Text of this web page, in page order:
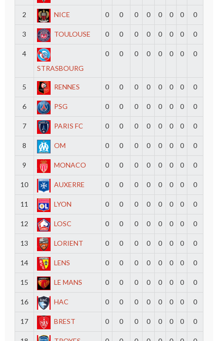
2 NICE 0 0 0 0 0 0 0 0
3 TOULOUSE 0 0 0 0 0 0 0 0
4
STRASBOURG
0 0 0 0 0 0 0 0
5 RENNES 0 0 0 0 0 0 0 0
6 PSG 0 0 0 0 0 0 0 0
7 PARIS FC 0 0 0 0 0 0 0 0
8 OM 0 0 0 0 0 0 0 0
9 MONACO 0 0 0 0 0 0 0 0
10 AUXERRE 0 0 0 0 0 0 0 0
11 LYON 0 0 0 0 0 0 0 0
12 LOSC 0 0 0 0 0 0 0 0
13 LORIENT 0 0 0 0 0 0 0 0
14 LENS 0 0 0 0 0 0 0 0
15 LE MANS 0 0 0 0 0 0 0 0
16 HAC 0 0 0 0 0 0 0 0
17 BREST 0 0 0 0 0 0 0 0